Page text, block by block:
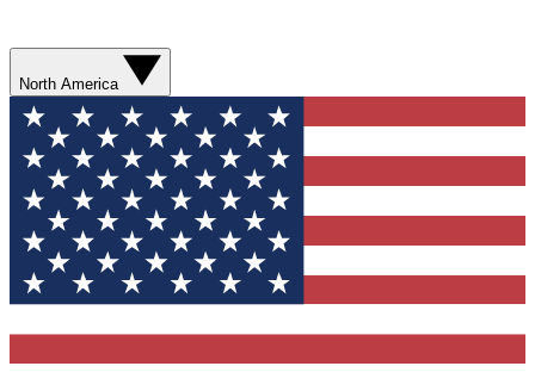
North America